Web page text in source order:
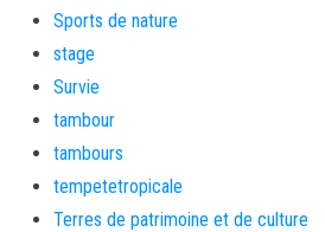
Sports de nature
stage
Survie
tambour
tambours
tempetetropicale
Terres de patrimoine et de culture